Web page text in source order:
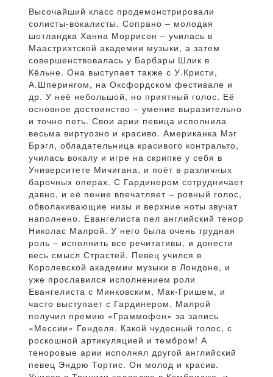
Высочайший класс продемонстрировали
солисты-вокалисты. Сопрано – молодая
шотландка Ханна Моррисон – училась в
Маастрихтской академии музыки, а затем
совершенствовалась у Барбары Шлик в
Кёльне. Она выступает также с У.Кристи,
А.Шперингом, на Оксфордском фестивале и
др. У неё небольшой, но приятный голос. Её
основное достоинство – умение выразительно
и точно петь. Свои арии певица исполнила
весьма виртуозно и красиво. Американка Мэг
Брэгл, обладательница красивого контральто,
училась вокалу и игре на скрипке у себя в
Университете Мичигана, и поёт в различных
барочных операх. С Гардинером сотрудничает
давно, и её пение впечатляет – ровный голос,
обволакивающие низы и верхние ноты звучат
наполнено. Евангелиста пел английский тенор
Николас Малрой. У него была очень трудная
роль – исполнить все речитативы, и донести
весь смысл Страстей. Певец учился в
Королевской академии музыки в Лондоне, и
уже прославился исполнением роли
Евангелиста с Минковским, Мак-Гришем, и
часто выступает с Гардинером. Малрой
получил премию «Граммофон» за запись
«Мессии» Генделя. Какой чудесный голос, с
роскошной артикуляцией и тембром! А
теноровые арии исполнял другой английский
певец Эндрю Тортис. Он молод и красив.